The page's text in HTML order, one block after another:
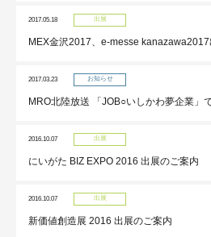
2017.05.18 出展
MEX金沢2017、e-messe
2017.03.23 お知らせ
MRO北陸放送 「JOB○いしかわ夢企業」
2016.10.07 出展
にいがた BIZ EXPO 2016 出展のご案内
2016.10.07 出展
新価値創造展 2016 出展のご案内